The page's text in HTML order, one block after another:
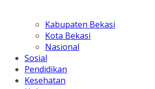
Kabupaten Bekasi
Kota Bekasi
Nasional
Sosial
Pendidikan
Kesehatan